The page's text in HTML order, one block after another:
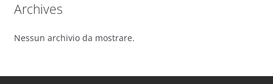
Archives
Nessun archivio da mostrare.